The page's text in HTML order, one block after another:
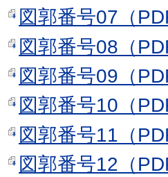
図郭番号07（
図郭番号08（
図郭番号09（
図郭番号10（
図郭番号11（
図郭番号12（